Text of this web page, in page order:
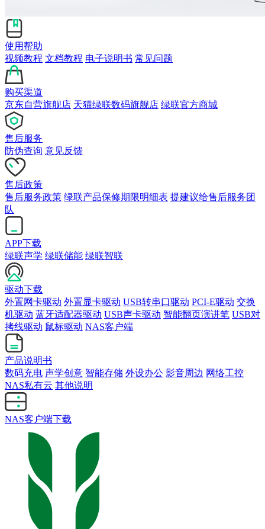
使用帮助
视频教程 文档教程 电子说明书 常见问题
购买渠道
京东自营旗舰店 天猫绿联数码旗舰店 绿联官方商城
售后服务
防伪查询 意见反馈
售后政策
售后服务政策 绿联产品保修期限明细表 提建议给售后服务团
队
APP下载
绿联声学 绿联储能 绿联智联
驱动下载
外置网卡驱动 外置显卡驱动 USB转串口驱动 PCI-E驱动 交换
机驱动 蓝牙适配器驱动 USB声卡驱动 智能翻页演讲笔 USB对
拷线驱动 鼠标驱动 NAS客户端
产品说明书
数码充电 声学创意 智能存储 外设办公 影音周边 网络工控
NAS私有云 其他说明
NAS客户端下载